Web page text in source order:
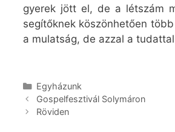
gyerek jött el, de a létszám
segítőknek köszönhetően
a mulatság, de azzal a
Kategória
Egyházunk
Gospelfesztivál Solymáron
Röviden